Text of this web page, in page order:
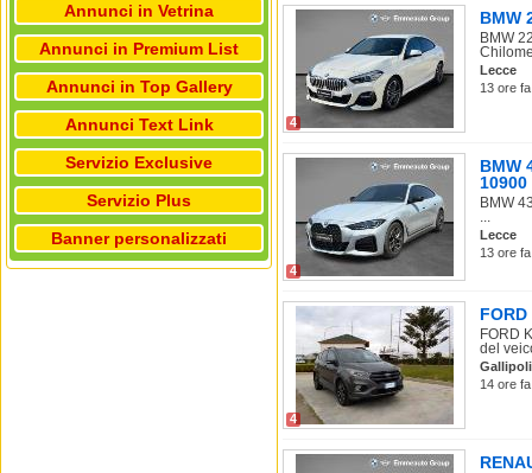
Annunci in Vetrina
Annunci in Premium List
Annunci in Top Gallery
Annunci Text Link
Servizio Exclusive
Servizio Plus
Banner personalizzati
4
BMW
BMW
Lecce
13 ore
4
BMW
10900
BMW
...
Lecce
13 ore
4
FORD
del
Gallipoli
14 ore